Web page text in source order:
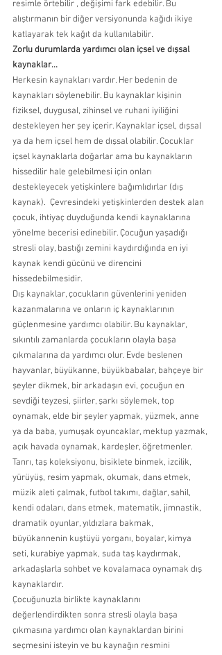
resimle örtebilir , değişimi fark edebilir. Bu
alıştırmanın bir diğer versiyonunda kağıdı ikiye
katlayarak tek kağıt da kullanılabilir.
Zorlu durumlarda yardımcı olan içsel ve dışsal
kaynaklar...
Herkesin kaynakları vardır. Her bedenin de
kaynakları söylenebilir. Bu kaynaklar kişinin
fiziksel, duygusal, zihinsel ve ruhani iyiliğini
destekleyen her şey içerir. Kaynaklar içsel, dışsal
ya da hem içsel hem de dışsal olabilir. Çocuklar
içsel kaynaklarla doğarlar ama bu kaynakların
hissedilir hale gelebilmesi için onları
destekleyecek yetişkinlere bağımlıdırlar (dış
kaynak).  Çevresindeki yetişkinlerden destek alan
çocuk, ihtiyaç duyduğunda kendi kaynaklarına
yönelme becerisi edinebilir. Çocuğun yaşadığı
stresli olay, bastığı zemini kaydırdığında en iyi
kaynak kendi gücünü ve direncini
hissedebilmesidir.
Dış kaynaklar, çocukların güvenlerini yeniden
kazanmalarına ve onların iç kaynaklarının
güçlenmesine yardımcı olabilir. Bu kaynaklar,
sıkıntılı zamanlarda çocukların olayla başa
çıkmalarına da yardımcı olur. Evde beslenen
hayvanlar, büyükanne, büyükbabalar, bahçeye bir
şeyler dikmek, bir arkadaşın evi, çocuğun en
sevdiği teyzesi, şiirler, şarkı söylemek, top
oynamak, elde bir şeyler yapmak, yüzmek, anne
ya da baba, yumuşak oyuncaklar, mektup yazmak,
açık havada oynamak, kardeşler, öğretmenler.
Tanrı, taş koleksiyonu, bisiklete binmek, izcilik,
yürüyüş, resim yapmak, okumak, dans etmek,
müzik aleti çalmak, futbol takımı, dağlar, sahil,
kendi odaları, dans etmek, matematik, jimnastik,
dramatik oyunlar, yıldızlara bakmak,
büyükannenin kuştüyü yorganı, boyalar, kimya
seti, kurabiye yapmak, suda taş kaydırmak,
arkadaşlarla sohbet ve kovalamaca oynamak dış
kaynaklardır.
Çocuğunuzla birlikte kaynaklarını
değerlendirdikten sonra stresli olayla başa
çıkmasına yardımcı olan kaynaklardan birini
seçmesini isteyin ve bu kaynağın resmini